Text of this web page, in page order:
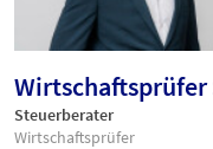
Steuerberater
Wirtschaftsprüfer